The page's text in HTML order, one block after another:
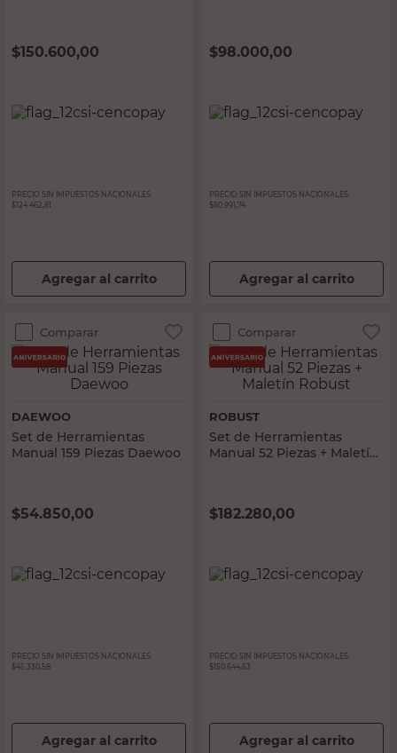
$150.600,00
PRECIO SIN IMPUESTOS NACIONALES:
$124.462,81
Agregar al carrito
$98.000,00
PRECIO SIN IMPUESTOS NACIONALES:
$80.991,74
Agregar al carrito
Comparar
DAEWOO
Set de Herramientas
Manual 159 Piezas Daewoo
$54.850,00
PRECIO SIN IMPUESTOS NACIONALES:
$45.330,58
Agregar al carrito
Comparar
ROBUST
Set de Herramientas
Manual 52 Piezas + Maletín
$182.280,00
PRECIO SIN IMPUESTOS NACIONALES:
$150.644,63
Agregar al carrito